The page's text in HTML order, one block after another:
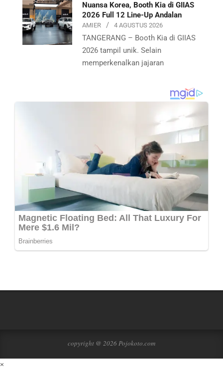
Nuansa Korea, Booth Kia di GIIAS
2026 Full 12 Line-Up Andalan
AMIER 4 AGUSTUS 2026
TANGERANG – Booth Kia di GIIAS
2026 tampil unik. Selain
memperkenalkan jajaran
copyright @ 2026 Pojokoto.com
×